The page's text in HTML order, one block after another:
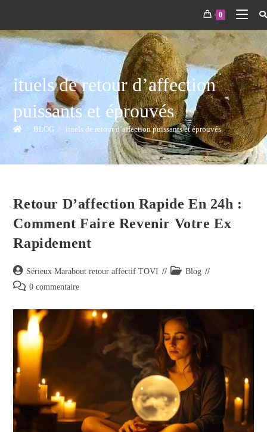
0
ituels de retour d’affection
puissants et éprouvés
> BLOG > ituels de retour d’affection puissants et éprouvés
Retour D’affection Rapide En 24h :
Comment Faire Revenir Votre Ex
Rapidement
Sérieux Marabout retour affectif TOVI
Blog
0 commentaire